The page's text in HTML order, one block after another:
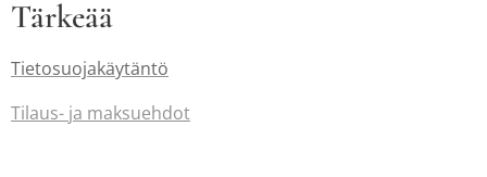
Tärkeää
Tietosuojakäytäntö
Tilaus- ja maksuehdot